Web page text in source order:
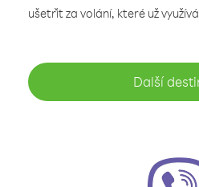
ušetřit za volání, které už
Další